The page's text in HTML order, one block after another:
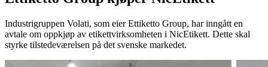
Industrigruppen Volati, som eier Ettiketto Group, har inngått en
avtale om oppkjøp av etikettvirksomheten i NicEtikett. Dette skal
styrke tilstedeværelsen på det svenske markedet.